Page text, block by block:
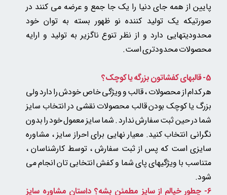
پایین از همه جای دنیا را یک جا جمع و عرضه می کنند در
صورتیکه یک تولید کننده نو ظهور بسته به توان خود
محدودیتهایی دارد و از نظر تنوع ناگزیر به تولید و ارایه
محصولات محدودتری است.
5- قالبهای کفشاتون بزرگه یا کوچک؟
هر کدام از محصولات ، قالب و ویژگی خاص خودش را دارد ولی
بزرگ یا کوچک بودن قالب محصولات نقشی در انتخاب سایز
شما در حین ثبت سفارش ندارد . شما سایز معمول خود را بدون
نگرانی انتخاب کنید. معیار نهایی برای احراز سایز ، مشاوره
سایزی است که پس از ثبت سفارش ، توسط کارشناسان ،
متناسب با ویژگیهای پای شما و کفش انتخابی تان انجام می
شود.​​​​​​​
6- چطور خیالم از سایز مطمئن بشه؟ داستان مشاوره سایز